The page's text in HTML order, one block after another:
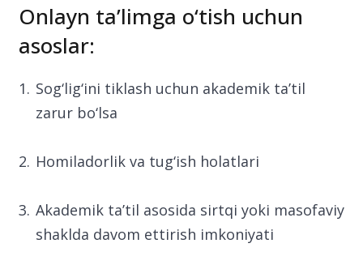
Onlayn ta’limga o‘tish uchun
asoslar:
Sog‘lig‘ini tiklash uchun akademik ta’til
zarur bo‘lsa
Homiladorlik va tug‘ish holatlari
Akademik ta’til asosida sirtqi yoki masofaviy
shaklda davom ettirish imkoniyati